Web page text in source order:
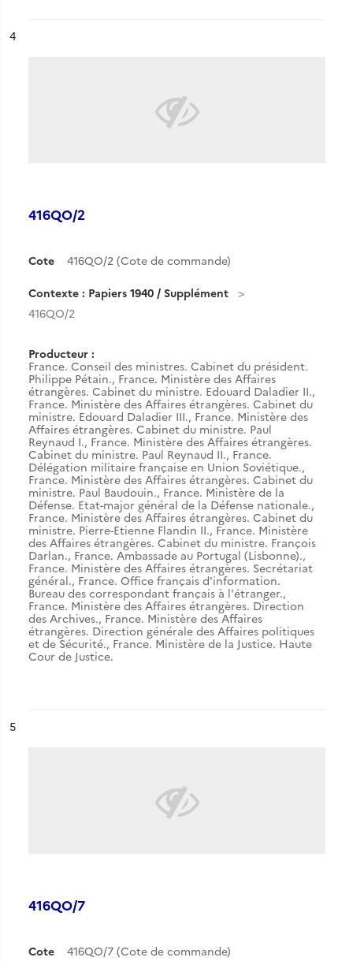
n°
4
416QO/2
Cote 416QO/2 (Cote de commande)
Contexte : Papiers 1940 / Supplément
416QO/2
Producteur :
France. Conseil des ministres. Cabinet du président.
Philippe Pétain., France. Ministère des Affaires
étrangères. Cabinet du ministre. Edouard Daladier II.,
France. Ministère des Affaires étrangères. Cabinet du
ministre. Edouard Daladier III., France. Ministère des
Affaires étrangères. Cabinet du ministre. Paul
Reynaud I., France. Ministère des Affaires étrangères.
Cabinet du ministre. Paul Reynaud II., France.
Délégation militaire française en Union Soviétique.,
France. Ministère des Affaires étrangères. Cabinet du
ministre. Paul Baudouin., France. Ministère de la
Défense. Etat-major général de la Défense nationale.,
France. Ministère des Affaires étrangères. Cabinet du
ministre. Pierre-Etienne Flandin II., France. Ministère
des Affaires étrangères. Cabinet du ministre. François
Darlan., France. Ambassade au Portugal (Lisbonne).,
France. Ministère des Affaires étrangères. Secrétariat
général., France. Office français d'information.
Bureau des correspondant français à l'étranger.,
France. Ministère des Affaires étrangères. Direction
des Archives., France. Ministère des Affaires
étrangères. Direction générale des Affaires politiques
et de Sécurité., France. Ministère de la Justice. Haute
Cour de Justice.
n°
5
416QO/7
Cote 416QO/7 (Cote de commande)